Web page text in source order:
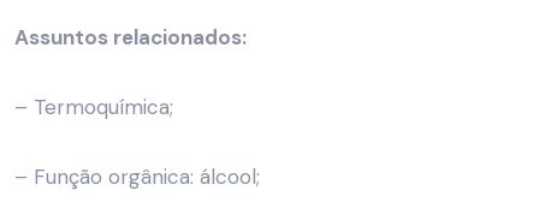
Assuntos relacionados:
– Termoquímica;
– Função orgânica: álcool;